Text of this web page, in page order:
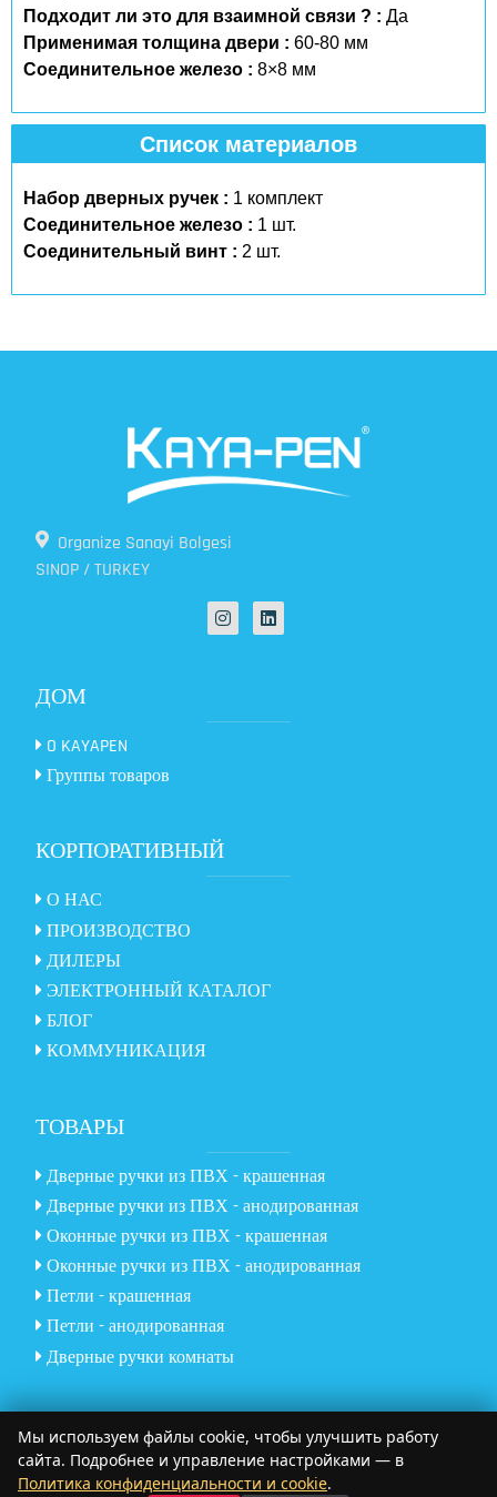
Подходит ли это для взаимной связи ? : Да
Применимая толщина двери : 60-80 мм
Соединительное железо : 8×8 мм
Список материалов
Набор дверных ручек : 1 комплект
Соединительное железо : 1 шт.
Соединительный винт : 2 шт.
Organize Sanayi Bolgesi
SINOP / TURKEY
ДОМ
O KAYAPEN
Группы товаров
КОРПОРАТИВНЫЙ
О НАС
ПРОИЗВОДСТВО
ДИЛЕРЫ
ЭЛЕКТРОННЫЙ КАТАЛОГ
БЛОГ
КОММУНИКАЦИЯ
ТОВАРЫ
Дверные ручки из ПВХ - крашенная
Дверные ручки из ПВХ - анодированная
Оконные ручки из ПВХ - крашенная
Оконные ручки из ПВХ - анодированная
Петли - крашенная
Петли - анодированная
Дверные ручки комнаты
Copyright © 2026
Мы используем файлы cookie, чтобы улучшить работу
сайта. Подробнее и управление настройками — в
Политика конфиденциальности и cookie.